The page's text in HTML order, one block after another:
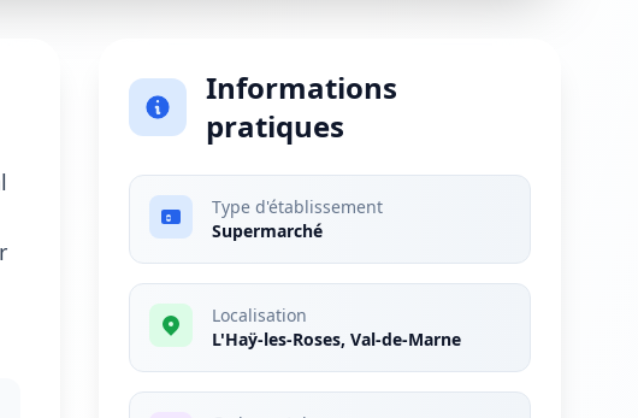
Informations
pratiques
Type d'établissement
Supermarché
Localisation
L'Haÿ-les-Roses, Val-de-Marne